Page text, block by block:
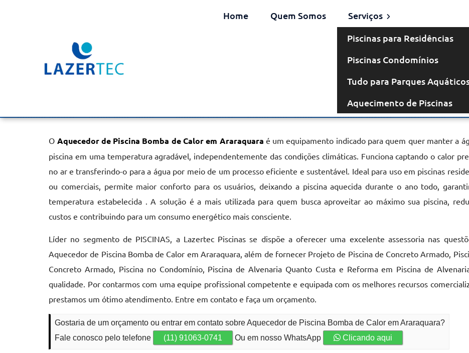
Home Quem Somos
Serviços
Piscinas para Residências
Piscinas Condomínios
Tudo para Parques
Aquecimento de Piscinas
Aquecedor de Piscina Bomba de Calor
O Aquecedor de Piscina Bomba de Calor em Araraquara é um equipamento indicado para quem quer manter a
piscina em uma temperatura agradável, independentemente das condições climáticas. Funciona captando o calor
no ar e transferindo-o para a água por meio de um processo eficiente e sustentável. Ideal para uso em piscinas
ou comerciais, permite maior conforto para os usuários, deixando a piscina aquecida durante o ano todo,
temperatura estabelecida . A solução é a mais utilizada para quem busca aproveitar ao máximo sua piscina,
custos e contribuindo para um consumo energético mais consciente.
Líder no segmento de PISCINAS, a Lazertec Piscinas se dispõe a oferecer uma excelente assessoria nas
Aquecedor de Piscina Bomba de Calor em Araraquara, além de fornecer Projeto de Piscina de Concreto Armado,
Concreto Armado, Piscina no Condomínio, Piscina de Alvenaria Quanto Custa e Reforma em Piscina de
qualidade. Por contarmos com uma equipe profissional competente e equipada com os melhores recursos
prestamos um ótimo atendimento. Entre em contato e faça um orçamento.
Gostaria de um orçamento ou entrar em contato sobre Aquecedor de Piscina Bomba de Calor em Araraquara?
Fale conosco pelo telefone
(11) 91063-0741 Ou em nosso WhatsApp Clicando aqui